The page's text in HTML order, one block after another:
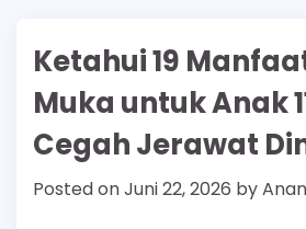
Ketahui 19
Muka untuk Anak
Cegah Jerawat
Posted onJuni 22, 2026 by